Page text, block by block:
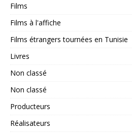
Films
Films à l'affiche
Films étrangers tournées en Tunisie
Livres
Non classé
Non classé
Producteurs
Réalisateurs